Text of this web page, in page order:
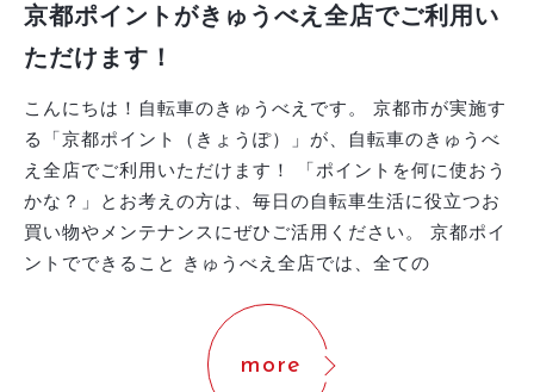
京都ポイントがきゅうべえ全店でご利用い
ただけます！
こんにちは！自転車のきゅうべえです。 京都市が実施す
る「京都ポイント（きょうぽ）」が、自転車のきゅうべ
え全店でご利用いただけます！ 「ポイントを何に使おう
かな？」とお考えの方は、毎日の自転車生活に役立つお
買い物やメンテナンスにぜひご活用ください。 京都ポイ
ントでできること きゅうべえ全店では、全ての
more